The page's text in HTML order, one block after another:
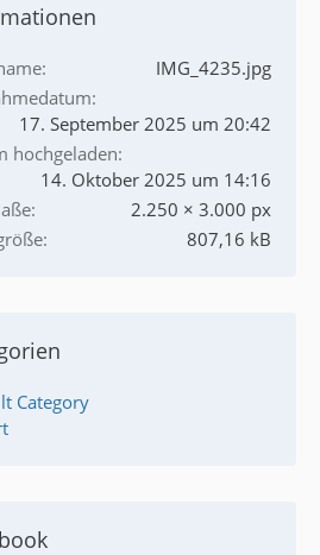
IMG_4235.jpg
17. September 2025 um 20:42
hochgeladen
14. Oktober 2025 um 14:16
2.250 × 3.000 px
807,16 kB
Category